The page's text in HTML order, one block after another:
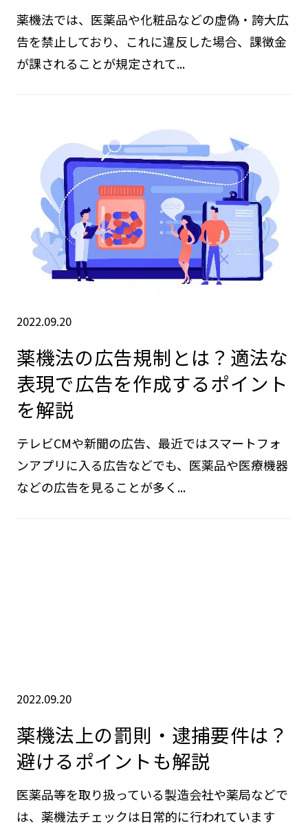
薬機法では、医薬品や化粧品などの虚偽・誇大広
告を禁止しており、これに違反した場合、課徴金
が課されることが規定されて...
2022.09.20
薬機法の広告規制とは？適法な
表現で広告を作成するポイント
を解説
テレビCMや新聞の広告、最近ではスマートフォ
ンアプリに入る広告などでも、医薬品や医療機器
などの広告を見ることが多く...
2022.09.20
薬機法上の罰則・逮捕要件は？
避けるポイントも解説
医薬品等を取り扱っている製造会社や薬局などで
は、薬機法チェックは日常的に行われています